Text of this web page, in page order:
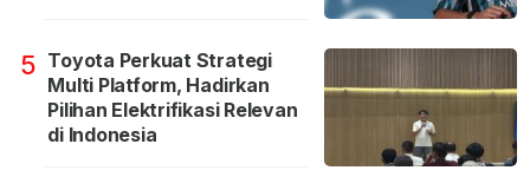
5 Toyota Perkuat Strategi
Multi Platform, Hadirkan
Pilihan Elektrifikasi Relevan
di Indonesia